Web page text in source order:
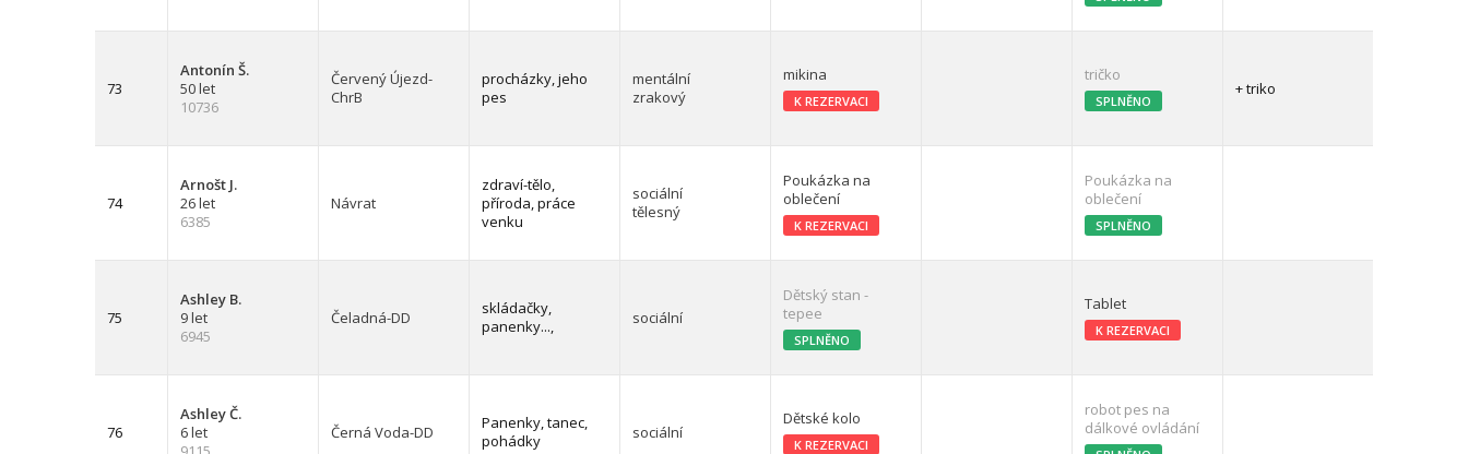
73
Antonín Š.
50 let
10736
Červený Újezd-
ChrB
procházky, jeho
pes
mentální
zrakový
mikina
K REZERVACI
tričko
SPLNĚNO
+ triko
74
Arnošt J.
26 let
6385
Návrat
zdraví-tělo,
příroda, práce
venku
sociální
tělesný
Poukázka na
oblečení
K REZERVACI
Poukázka na
oblečení
SPLNĚNO
75
Ashley B.
9 let
6945
Čeladná-DD
skládačky,
panenky...,
sociální
Dětský stan -
tepee
SPLNĚNO
Tablet
K REZERVACI
76
Ashley Č.
6 let
Černá Voda-DD
Panenky, tanec,
pohádky
sociální
Dětské kolo
K REZERVACI
robot pes na
dálkové ovládání